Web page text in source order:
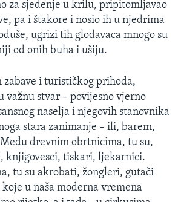
za sjedenje u krilu, pripitomljavao
pa i štakore i nosio ih u njedrima
ugrizi tih glodavaca mnogo su
od onih buha i ušiju.
zabave i turističkog prihoda,
važnu stvar – povijesno vjerno
naselja i njegovih stanovnika
stara zanimanje – ili, barem,
drevnim obrtnicima, tu su,
knjigovesci, tiskari, ljekarnici.
tu su akrobati, žongleri, gutači
u naša moderna vremena